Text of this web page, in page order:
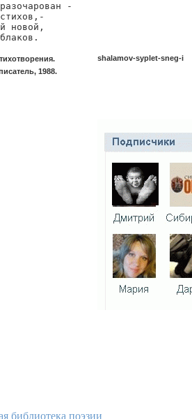
-
новой,
1988.
shalamov-syplet-sneg-i
библиотека поэзии